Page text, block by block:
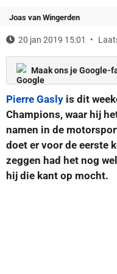
Joas van Wingerden
20 jan 2019 15:01
Maak ons je Google-
Pierre Gasly is dit
Champions, waar hij
namen in de
doet er voor de eerste
zeggen had het nog
hij die kant op mocht.